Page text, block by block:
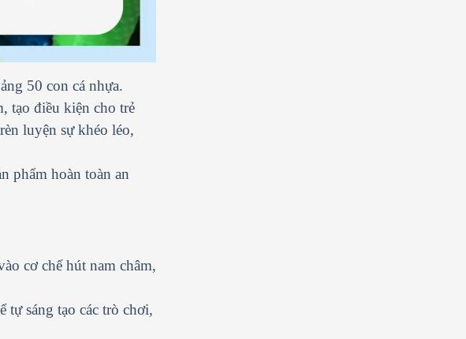
50 con cá nhựa.
tạo điều kiện cho trẻ
luyện sự khéo léo,
phẩm hoàn toàn an
cơ chế hút nam châm,
tự sáng tạo các trò chơi,